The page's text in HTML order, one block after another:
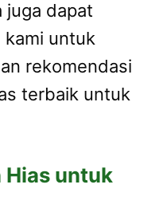
juga dapat
untuk
rekomendasi
terbaik untuk
Hias untuk